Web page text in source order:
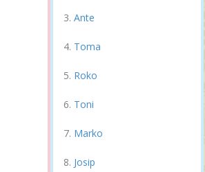
Ante
Toma
Roko
Toni
Marko
Josip